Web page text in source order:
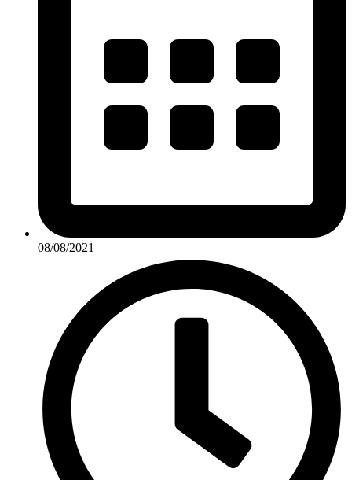
08/08/2021